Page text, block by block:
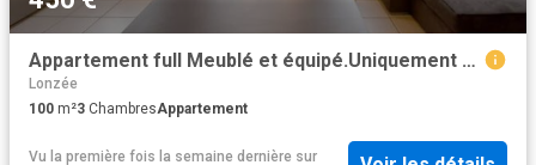
Appartement full Meublé et équipé.Uniquement pour étudiants
Lonzée
100 m²3 ChambresAppartement
Vu la première fois la semaine dernière sur